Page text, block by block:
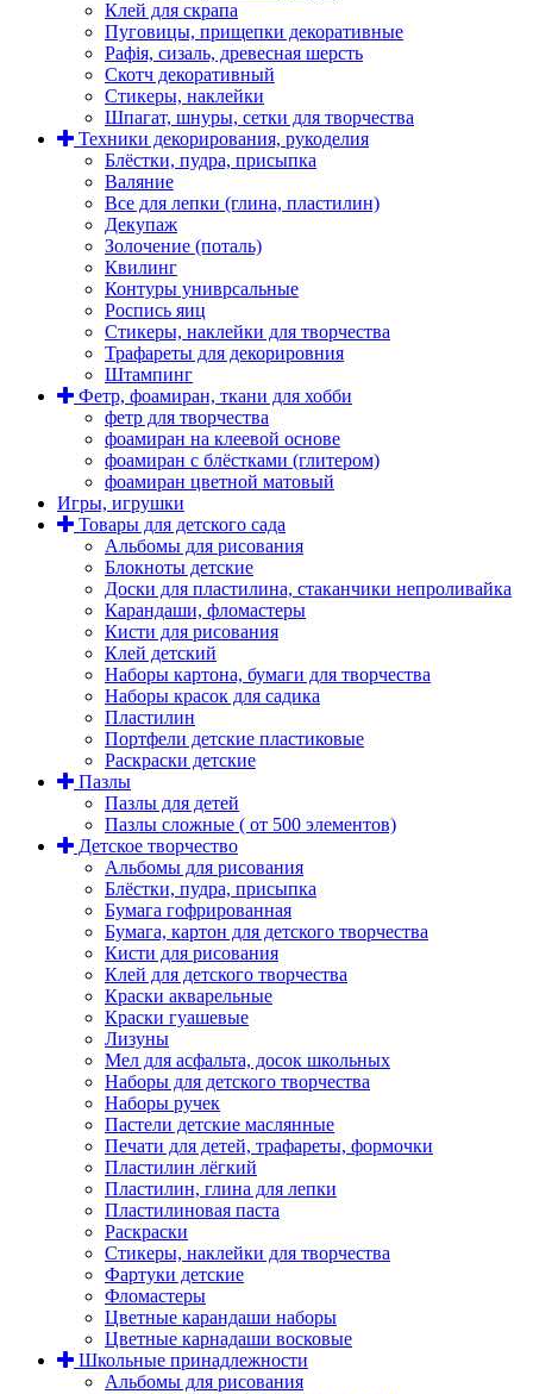
Клей для скрапа
Пуговицы, прищепки декоративные
Рафія, сизаль, древесная шерсть
Скотч декоративный
Стикеры, наклейки
Шпагат, шнуры, сетки для творчества
Техники декорирования, рукоделия
Блёстки, пудра, присыпка
Валяние
Все для лепки (глина, пластилин)
Декупаж
Золочение (поталь)
Квилинг
Контуры униврсальные
Роспись яиц
Стикеры, наклейки для творчества
Трафареты для декорировния
Штампинг
Фетр, фоамиран, ткани для хобби
фетр для творчества
фоамиран на клеевой основе
фоамиран с блёстками (глитером)
фоамиран цветной матовый
Игры, игрушки
Товары для детского сада
Альбомы для рисования
Блокноты детские
Доски для пластилина, стаканчики непроливайка
Карандаши, фломастеры
Кисти для рисования
Клей детский
Наборы картона, бумаги для творчества
Наборы красок для садика
Пластилин
Портфели детские пластиковые
Раскраски детские
Пазлы
Пазлы для детей
Пазлы сложные ( от 500 элементов)
Детское творчество
Альбомы для рисования
Блёстки, пудра, присыпка
Бумага гофрированная
Бумага, картон для детского творчества
Кисти для рисования
Клей для детского творчества
Краски акварельные
Краски гуашевые
Лизуны
Мел для асфальта, досок школьных
Наборы для детского творчества
Наборы ручек
Пастели детские маслянные
Печати для детей, трафареты, формочки
Пластилин лёгкий
Пластилин, глина для лепки
Пластилиновая паста
Раскраски
Стикеры, наклейки для творчества
Фартуки детские
Фломастеры
Цветные карандаши наборы
Цветные карнадаши восковые
Школьные принадлежности
Альбомы для рисования